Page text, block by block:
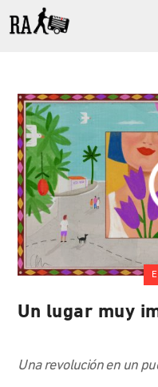
Un lugar muy
Una revolución en un